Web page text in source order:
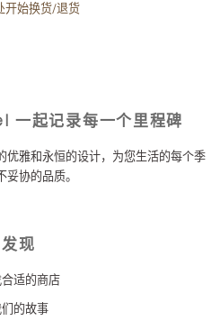
开始换货/退货
起记录每一个里程碑
优雅和永恒的设计，为您生活的每个季
妥协的品质。
发现
适的商店
的故事